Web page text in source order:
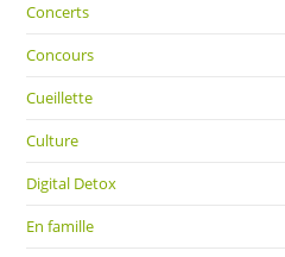
Concerts
Concours
Cueillette
Culture
Digital Detox
En famille